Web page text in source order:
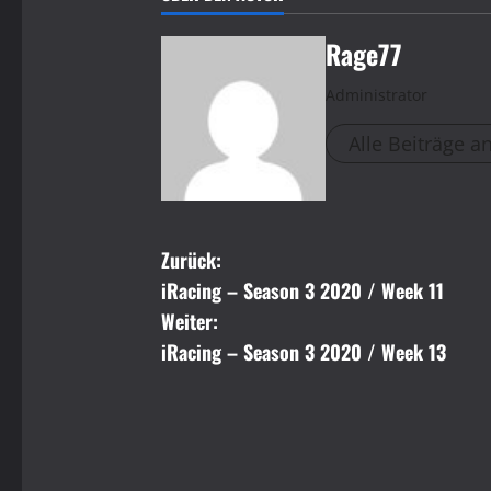
Rage77
Administrator
Alle Beiträge
B
e
i
Zurück:
iRacing – Season 3 2020 / Week 11
Weiter:
iRacing – Season 3 2020 / Week 13